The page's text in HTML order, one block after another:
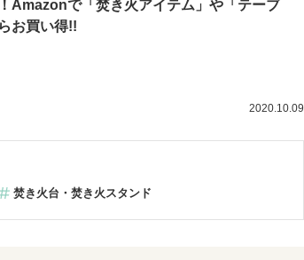
Amazonで「焚き火アイテム」や「テーブ
お買い得!!
2020.10.09
焚き火台・焚き火スタンド